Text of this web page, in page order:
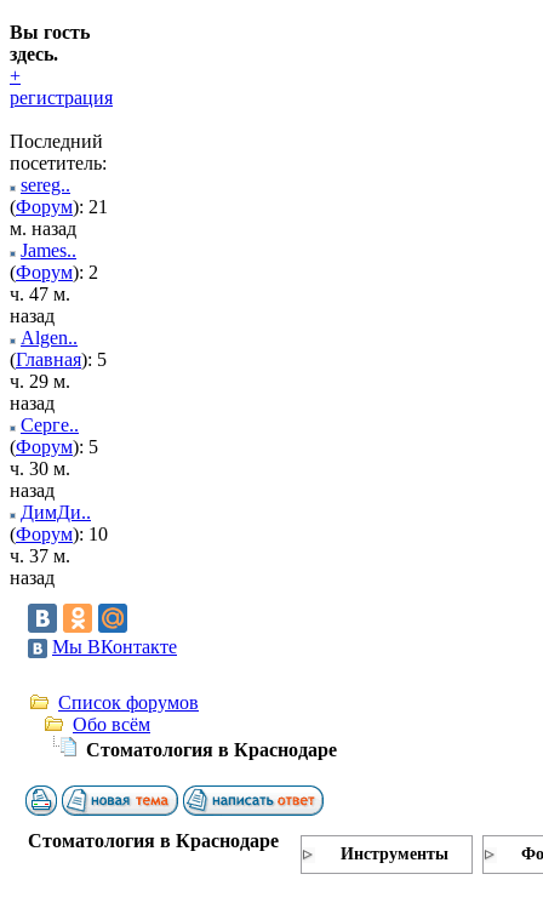
Вы гость
здесь.
+
регистрация
Последний
посетитель:
sereg..
(Форум): 21
м. назад
James..
(Форум): 2
ч. 47 м.
назад
Algen..
(Главная): 5
ч. 29 м.
назад
Серге..
(Форум): 5
ч. 30 м.
назад
ДимДи..
(Форум): 10
ч. 37 м.
назад
Мы ВКонтакте
Список форумов
Обо всём
Стоматология в Краснодаре
Стоматология в Краснодаре
Инструменты